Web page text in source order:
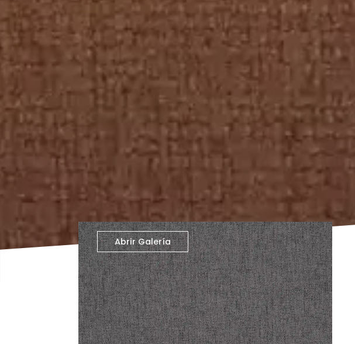
Abrir Galería